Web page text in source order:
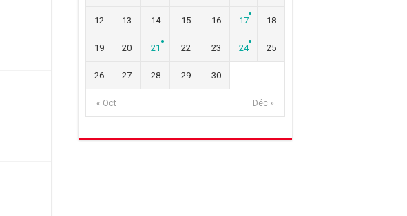
« Oct Déc »
12 13 14 15 16 17 18
19 20 21 22 23 24 25
26 27 28 29 30